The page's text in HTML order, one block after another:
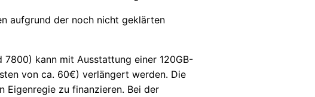
aufgrund der noch nicht geklärten
kann mit Ausstattung einer 120GB-
von ca. 60€) verlängert werden. Die
Eigenregie zu finanzieren. Bei der